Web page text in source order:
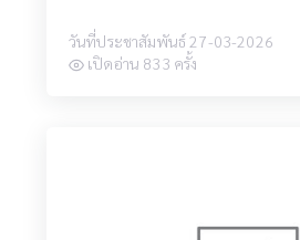
วันที่ประชาสัมพันธ์ 27-03-2026
เปิดอ่าน 833 ครั้ง